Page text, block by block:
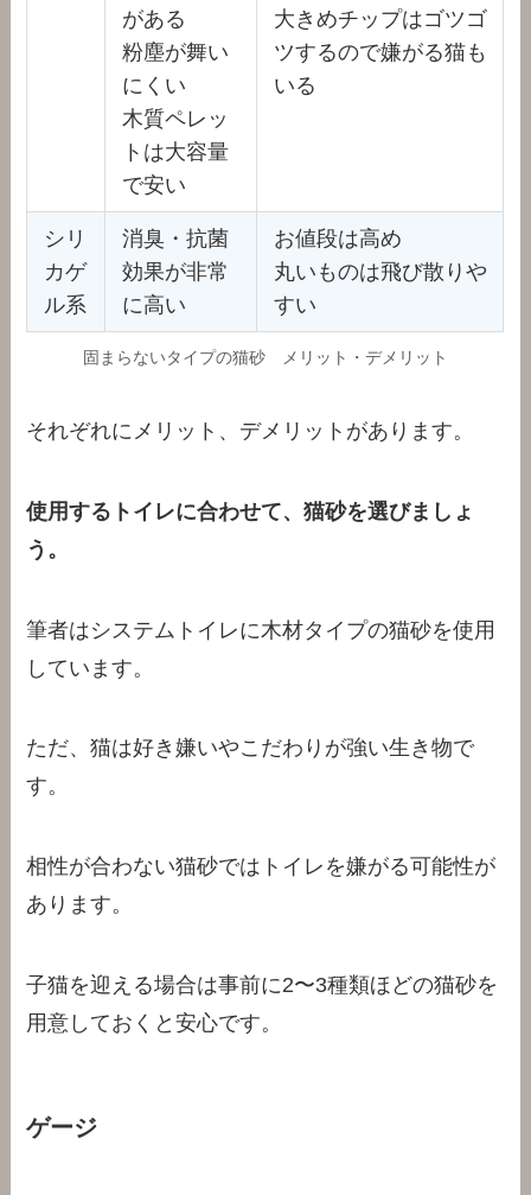
がある
粉塵が舞い
にくい
木質ペレッ
トは大容量
で安い
大きめチップはゴツゴ
ツするので嫌がる猫も
いる
シリ
カゲ
ル系
消臭・抗菌
効果が非常
に高い
お値段は高め
丸いものは飛び散りや
すい
固まらないタイプの猫砂 メリット・デメリット
それぞれにメリット、デメリットがあります。
使用するトイレに合わせて、猫砂を選びましょ
う。
筆者はシステムトイレに木材タイプの猫砂を使用
しています。
ただ、猫は好き嫌いやこだわりが強い生き物で
す。
相性が合わない猫砂ではトイレを嫌がる可能性が
あります。
子猫を迎える場合は事前に2〜3種類ほどの猫砂を
用意しておくと安心です。
ゲージ